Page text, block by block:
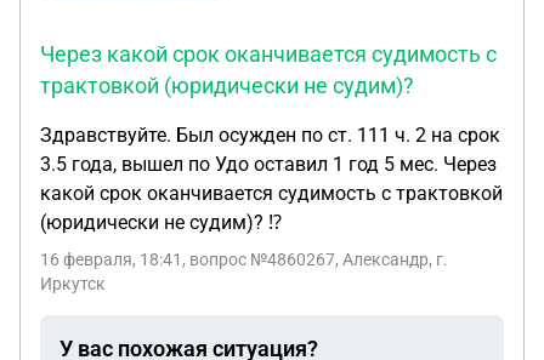
Через какой срок оканчивается судимость с
трактовкой (юридически не судим)?
Здравствуйте. Был осужден по ст. 111 ч. 2 на срок
3.5 года, вышел по Удо оставил 1 год 5 мес. Через
какой срок оканчивается судимость с трактовкой
(юридически не судим)? ⁉️
16 февраля, 18:41 , вопрос №4860267, Александр, г.
Иркутск
У вас похожая ситуация?